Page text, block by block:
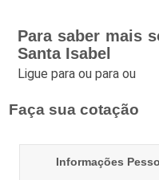
Para saber mais
Santa Isabel
Ligue paraou paraou
Faça sua cotação
Informações